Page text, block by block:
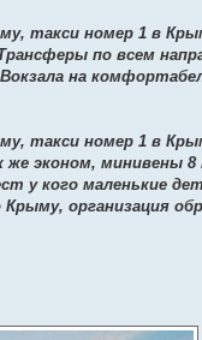
такси номер 1 в
по всем
на
такси номер 1 в
же эконом, минивены 8
у кого маленькие
организация